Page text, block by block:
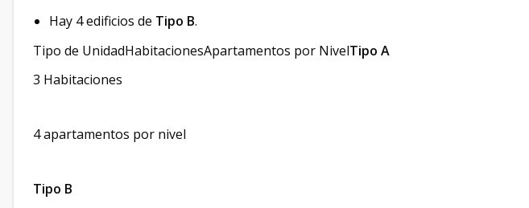
Hay 4 edificios de Tipo B.
Tipo de UnidadHabitacionesApartamentos por NivelTipo A
3 Habitaciones
4 apartamentos por nivel
Tipo B